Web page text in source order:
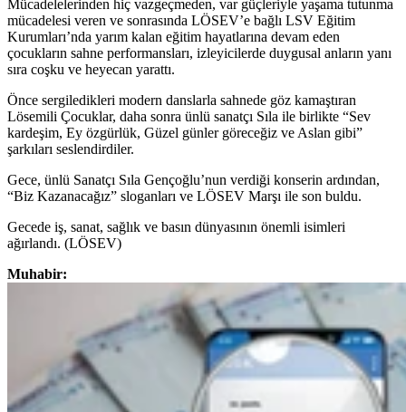
Mücadelelerinden hiç vazgeçmeden, var güçleriyle yaşama tutunma
mücadelesi veren ve sonrasında LÖSEV’e bağlı LSV Eğitim
Kurumları’nda yarım kalan eğitim hayatlarına devam eden
çocukların sahne performansları, izleyicilerde duygusal anların yanı
sıra coşku ve heyecan yarattı.
Önce sergiledikleri modern danslarla sahnede göz kamaştıran
Lösemili Çocuklar, daha sonra ünlü sanatçı Sıla ile birlikte “Sev
kardeşim, Ey özgürlük, Güzel günler göreceğiz ve Aslan gibi”
şarkıları seslendirdiler.
Gece, ünlü Sanatçı Sıla Gençoğlu’nun verdiği konserin ardından,
“Biz Kazanacağız” sloganları ve LÖSEV Marşı ile son buldu.
Gecede iş, sanat, sağlık ve basın dünyasının önemli isimleri
ağırlandı. (LÖSEV)
Muhabir: